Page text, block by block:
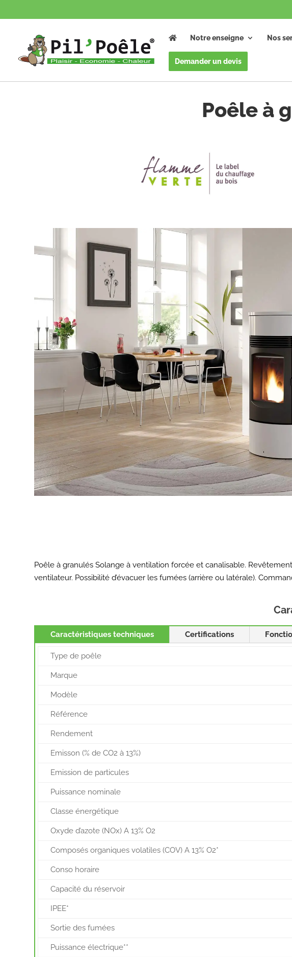
Notre enseigne Nos
Demander un devis
Accueil Solange
Poêle à
Poêle à granulés Solange à ventilation forcée et canalisable.
ventilateur. Possibilité d’évacuer les fumées (arrière ou latérale).
Caractéristiques techniques Certifications
Type de poêle
Marque
Modèle
Référence
Rendement
Emisson (% de CO2 à 13%)
Emission de particules
Puissance nominale
Classe énergétique
Oxyde d’azote (NOx) A 13% O2
Composés organiques volatiles (COV) A 13% O2*
Conso horaire
Capacité du réservoir
IPEE*
Sortie des fumées
Puissance électrique**